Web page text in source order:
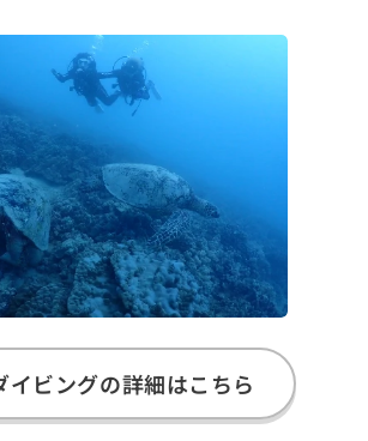
イビングの詳細はこちら